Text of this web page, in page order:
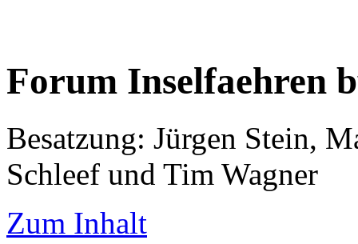
Forum Inselfaehren
Besatzung: Jürgen Stein,
Schleef und Tim Wagner
Zum Inhalt